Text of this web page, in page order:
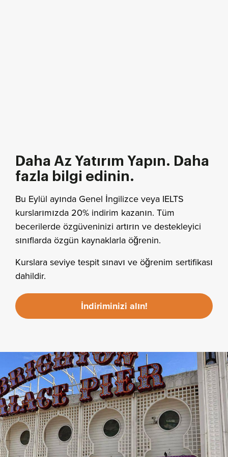
Daha Az Yatırım Yapın. Daha
fazla bilgi edinin.
Bu Eylül ayında Genel İngilizce veya IELTS
kurslarımızda 20% indirim kazanın. Tüm
becerilerde özgüveninizi artırın ve destekleyici
sınıflarda özgün kaynaklarla öğrenin.
Kurslara seviye tespit sınavı ve öğrenim sertifikası
dahildir.
İndiriminizi alın!